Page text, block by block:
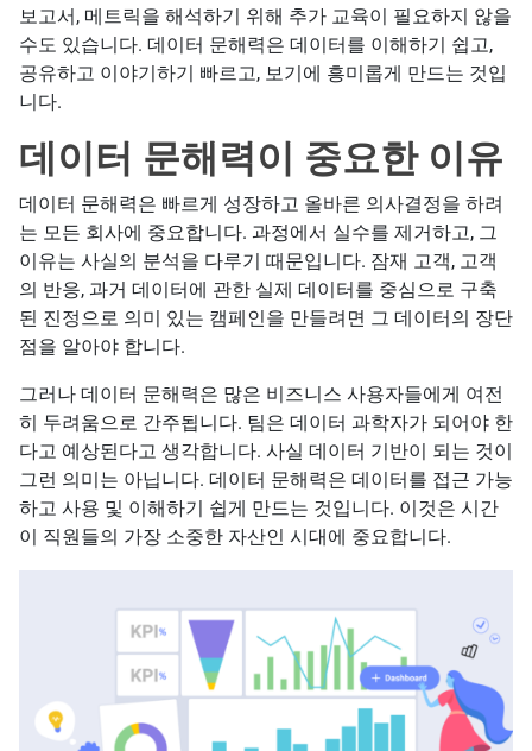
보고서, 메트릭을 해석하기 위해 추가 교육이 필요하지 않을
수도 있습니다. 데이터 문해력은 데이터를 이해하기 쉽고,
공유하고 이야기하기 빠르고, 보기에 흥미롭게 만드는 것입
니다.
데이터 문해력이 중요한 이유
데이터 문해력은 빠르게 성장하고 올바른 의사결정을 하려
는 모든 회사에 중요합니다. 과정에서 실수를 제거하고, 그
이유는 사실의 분석을 다루기 때문입니다. 잠재 고객, 고객
의 반응, 과거 데이터에 관한 실제 데이터를 중심으로 구축
된 진정으로 의미 있는 캠페인을 만들려면 그 데이터의 장단
점을 알아야 합니다.
그러나 데이터 문해력은 많은 비즈니스 사용자들에게 여전
히 두려움으로 간주됩니다. 팀은 데이터 과학자가 되어야 한
다고 예상된다고 생각합니다. 사실 데이터 기반이 되는 것이
그런 의미는 아닙니다. 데이터 문해력은 데이터를 접근 가능
하고 사용 및 이해하기 쉽게 만드는 것입니다. 이것은 시간
이 직원들의 가장 소중한 자산인 시대에 중요합니다.